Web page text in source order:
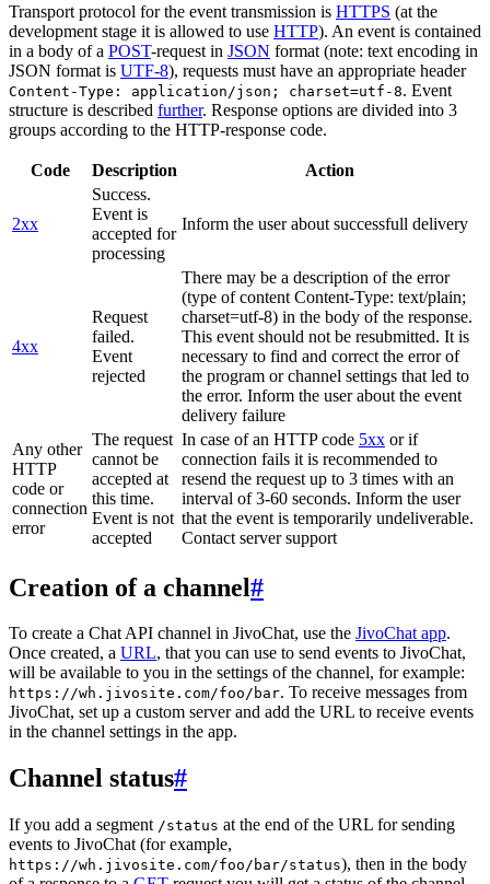
Transport protocol for the event transmission is HTTPS (at the
development stage it is allowed to use HTTP). An event is contained
in a body of a POST-request in JSON format (note: text encoding in
JSON format is UTF-8), requests must have an appropriate header
Content-Type: application/json; charset=utf-8. Event
structure is described further. Response options are divided into 3
groups according to the HTTP-response code.
Code Description Action
2xx
Success.
Event is
accepted for
processing
Inform the user about successfull delivery
4xx
Request
failed.
Event
rejected
There may be a description of the error
(type of content Content-Type: text/plain;
charset=utf-8) in the body of the response.
This event should not be resubmitted. It is
necessary to find and correct the error of
the program or channel settings that led to
the error. Inform the user about the event
delivery failure
Any other
HTTP
code or
connection
error
The request
cannot be
accepted at
this time.
Event is not
accepted
In case of an HTTP code 5xx or if
connection fails it is recommended to
resend the request up to 3 times with an
interval of 3-60 seconds. Inform the user
that the event is temporarily undeliverable.
Contact server support
Creation of a channel#
To create a Chat API channel in JivoChat, use the JivoChat app.
Once created, a URL, that you can use to send events to JivoChat,
will be available to you in the settings of the channel, for example:
https://wh.jivosite.com/foo/bar. To receive messages from
JivoChat, set up a custom server and add the URL to receive events
in the channel settings in the app.
Channel status#
If you add a segment /status at the end of the URL for sending
events to JivoChat (for example,
https://wh.jivosite.com/foo/bar/status), then in the body